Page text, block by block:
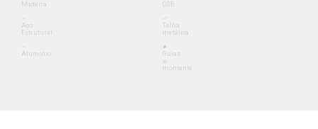
Madeira OSB
Aço
Estrutural
Telha
metálica
Alumínio
Guias
e
montante